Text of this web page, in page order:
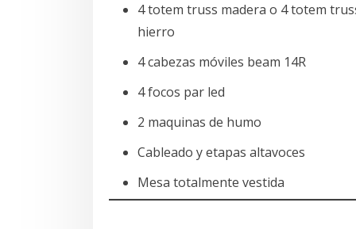
4 totem truss madera o 4 totem
hierro
4 cabezas móviles beam 14R
4 focos par led
2 maquinas de humo
Cableado y etapas altavoces
Mesa totalmente vestida